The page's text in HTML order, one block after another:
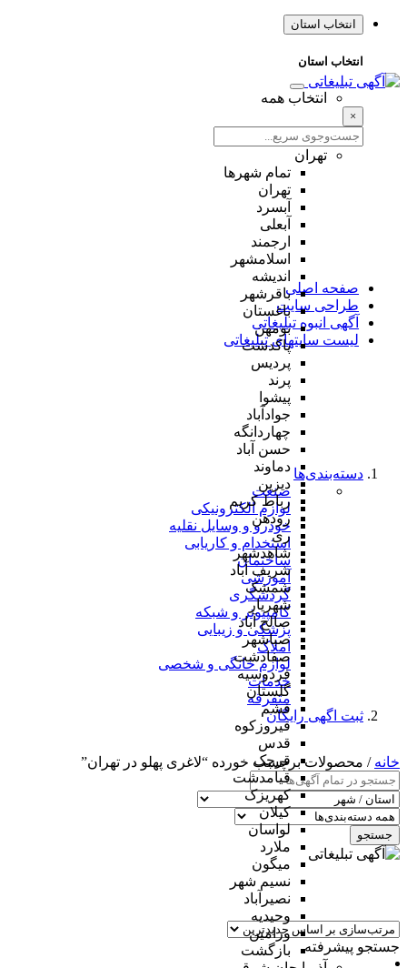
انتخاب استان
انتخاب استان
انتخاب همه
×
تهران
تمام شهر‌ها
تهران
آبسرد
آبعلی
ارجمند
اسلامشهر
اندیشه
باقرشهر
باغستان
بومهن
پاکدشت
پردیس
پرند
پیشوا
جوادآباد
چهاردانگه
حسن آباد
دماوند
دیزین
رباط کریم
رودهن
ری
شاهدشهر
شریف آباد
شمشک
شهریار
صالح آباد
صباشهر
صفادشت
فردوسیه
گلستان
فشم
فیروزکوه
قدس
قرچک
قیامدشت
کهریزک
کیلان
لواسان
ملارد
میگون
نسیم شهر
نصیرآباد
وحیدیه
ورامین
بازگشت
صفحه اصلی
طراحی سایت
آگهی انبوه تبلیغاتی
لیست سایتهای تبلیغاتی
دسته‌بندی‌ها
صنعت
لوازم الکترونیکی
خودرو و وسایل نقلیه
استخدام و کاریابی
ساختمان
آموزشی
گردشگری
کامپیوتر و شبکه
پزشکی و زیبایی
املاک
لوازم خانگی و شخصی
خدمات
متفرقه
ثبت اگهی رایگان
خانه / محصولات برچسب خورده “لاغری پهلو در تهران”
جستجو
جستجو پیشرفته